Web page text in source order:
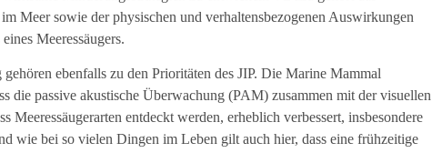
Meer sowie der physischen und verhaltensbezogenen Auswirkungen
Meeressäugers.
ebenfalls zu den Prioritäten des JIP. Die Marine Mammal
die passive akustische Überwachung (PAM) zusammen mit der visuellen
Meeressäugerarten entdeckt werden, erheblich verbessert, insbesondere
wie bei so vielen Dingen im Leben gilt auch hier, dass eine frühzeitige